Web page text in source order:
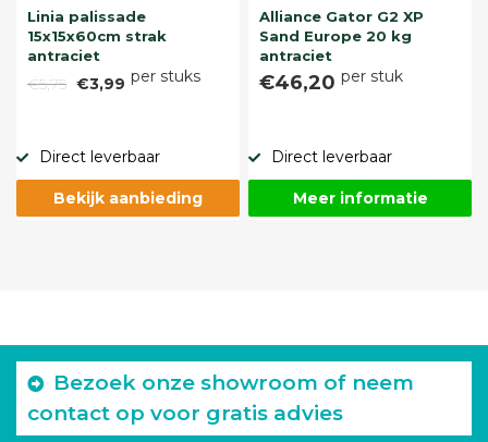
Linia palissade
15x15x60cm strak
antraciet
€5,75 €3,99 per stuks
Direct leverbaar
Bekijk aanbieding
Alliance Gator G2 XP
Sand Europe 20 kg
antraciet
€46,20 per stuk
Direct leverbaar
Meer informatie
Bezoek onze showroom of neem
contact op voor gratis advies